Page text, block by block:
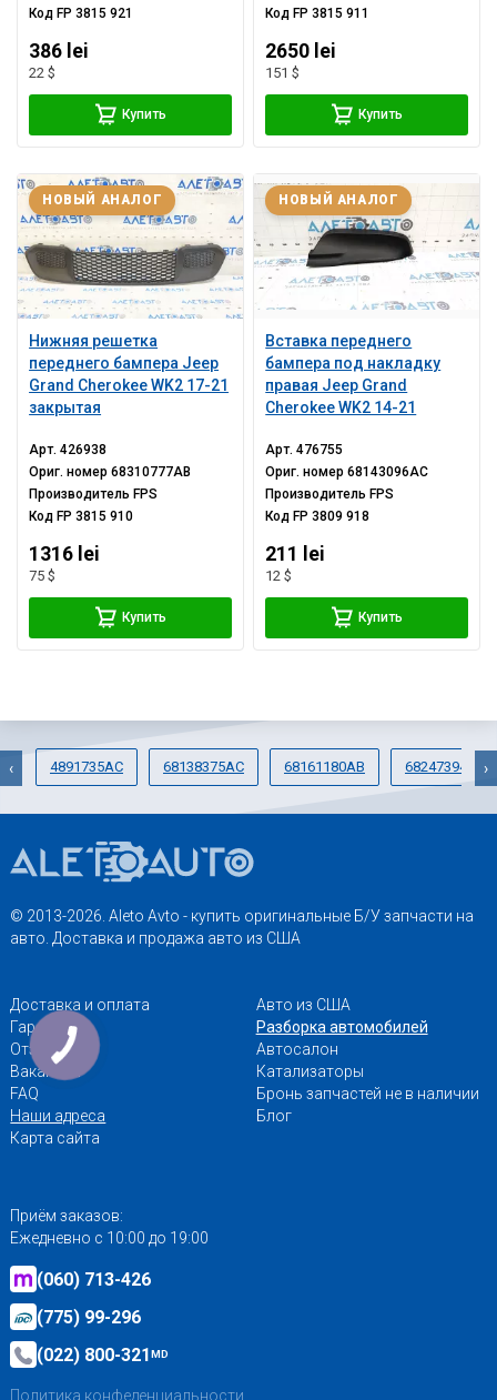
Код FP 3815 921
386 lei
22 $
Купить
Код FP 3815 911
2650 lei
151 $
Купить
Нижняя решетка
переднего бампера Jeep
Grand Cherokee WK2 17-21
закрытая
НОВЫЙ АНАЛОГ
Арт.426938
Ориг. номер68310777AB
Производитель FPS
Код FP 3815 910
1316 lei
75 $
Купить
Вставка переднего
бампера под накладку
правая Jeep Grand
Cherokee WK2 14-21
НОВЫЙ АНАЛОГ
Арт.476755
Ориг. номер68143096AC
Производитель FPS
Код FP 3809 918
211 lei
12 $
Купить
4891735AC 68138375AC 68161180AB 68247394AA
‹ ›
© 2013-2026. Aleto Avto - купить оригинальные Б/У запчасти на
авто. Доставка и продажа авто из США
Доставка и оплата
Гарантии
Отзывы
Вакансии
FAQ
Наши адреса
Карта сайта
Авто из США
Разборка автомобилей
Автосалон
Катализаторы
Бронь запчастей не в наличии
Блог
Приём заказов:
Ежедневно с 10:00 до 19:00
(060) 713-426
(775) 99-296
(022) 800-321MD
Политика конфеденциальности